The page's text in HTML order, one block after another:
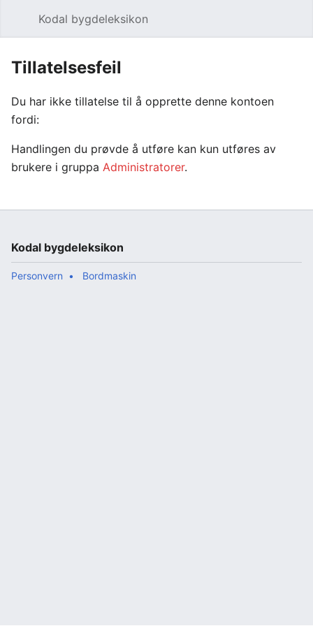
Kodal bygdeleksikon
Tillatelsesfeil
Du har ikke tillatelse til å opprette denne kontoen
fordi:
Handlingen du prøvde å utføre kan kun utføres av
brukere i gruppa Administratorer.
Kodal bygdeleksikon
Personvern Bordmaskin